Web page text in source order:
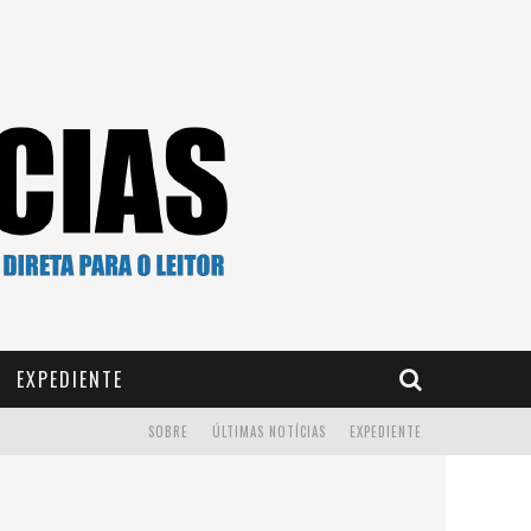
EXPEDIENTE
EXPEDIENTE
ÚLTIMAS NOTÍCIAS
SOBRE